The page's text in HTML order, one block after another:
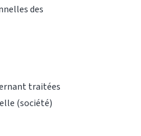
des
traitées
(société)